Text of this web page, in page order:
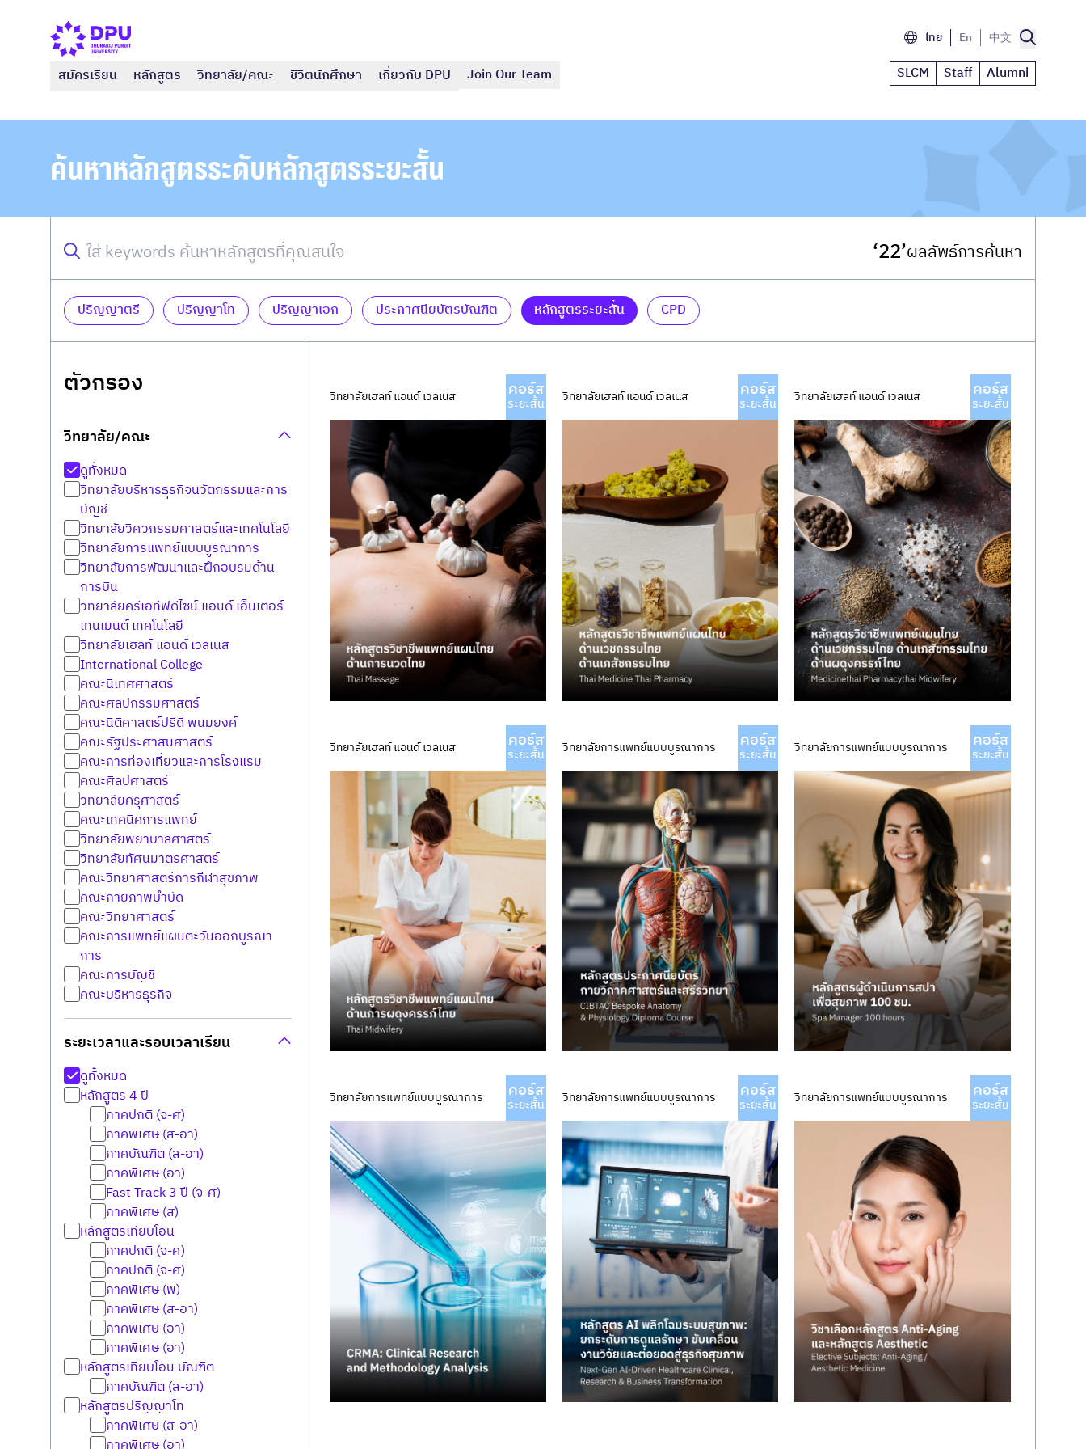
ไทย En 中文
สมัครเรียน หลักสูตร วิทยาลัย/คณะ ชีวิตนักศึกษา เกี่ยวกับ DPU Join Our Team SLCM Staff Alumni
ค้นหาหลักสูตรระดับหลักสูตรระยะสั้น
‘22’ผลลัพธ์การค้นหา
ปริญญาตรี ปริญญาโท ปริญญาเอก ประกาศนียบัตรบัณฑิต หลักสูตรระยะสั้น CPD
ตัวกรอง
วิทยาลัย/คณะ
ดูทั้งหมด
วิทยาลัยบริหารธุรกิจนวัตกรรมและการ
บัญชี
วิทยาลัยวิศวกรรมศาสตร์และเทคโนโลยี
วิทยาลัยการแพทย์แบบบูรณาการ
วิทยาลัยการพัฒนาและฝึกอบรมด้าน
การบิน
วิทยาลัยครีเอทีฟดีไซน์ แอนด์ เอ็นเตอร์
เทนเมนต์ เทคโนโลยี
วิทยาลัยเฮลท์ แอนด์ เวลเนส
International College
คณะนิเทศศาสตร์
คณะศิลปกรรมศาสตร์
คณะนิติศาสตร์ปรีดี พนมยงค์
คณะรัฐประศาสนศาสตร์
คณะการท่องเที่ยวและการโรงแรม
คณะศิลปศาสตร์
วิทยาลัยครุศาสตร์
คณะเทคนิคการแพทย์
วิทยาลัยพยาบาลศาสตร์
วิทยาลัยทัศนมาตรศาสตร์
คณะวิทยาศาสตร์การกีฬาสุขภาพ
คณะกายภาพบำบัด
คณะวิทยาศาสตร์
คณะการแพทย์แผนตะวันออกบูรณา
การ
คณะการบัญชี
คณะบริหารธุรกิจ
ระยะเวลาและรอบเวลาเรียน
ดูทั้งหมด
หลักสูตร 4 ปี
ภาคปกติ (จ-ศ)
ภาคพิเศษ (ส-อา)
ภาคบัณฑิต (ส-อา)
ภาคพิเศษ (อา)
Fast Track 3 ปี (จ-ศ)
ภาคพิเศษ (ส)
หลักสูตรเทียบโอน
ภาคปกติ (จ-ศ)
ภาคปกติ (จ-ศ)
ภาคพิเศษ (พ)
ภาคพิเศษ (ส-อา)
ภาคพิเศษ (อา)
ภาคพิเศษ (อา)
หลักสูตรเทียบโอน บัณฑิต
ภาคบัณฑิต (ส-อา)
หลักสูตรปริญญาโท
ภาคพิเศษ (ส-อา)
วิทยาลัยเฮลท์ แอนด์ เวลเนส คอร์ส
ระยะสั้น วิทยาลัยเฮลท์ แอนด์ เวลเนส คอร์ส
ระยะสั้น วิทยาลัยเฮลท์ แอนด์ เวลเนส คอร์ส
ระยะสั้น
วิทยาลัยเฮลท์ แอนด์ เวลเนส คอร์ส
ระยะสั้น วิทยาลัยการแพทย์แบบบูรณาการ คอร์ส
ระยะสั้น วิทยาลัยการแพทย์แบบบูรณาการ คอร์ส
ระยะสั้น
วิทยาลัยการแพทย์แบบบูรณาการ คอร์ส
ระยะสั้น วิทยาลัยการแพทย์แบบบูรณาการ คอร์ส
ระยะสั้น วิทยาลัยการแพทย์แบบบูรณาการ คอร์ส
ระยะสั้น